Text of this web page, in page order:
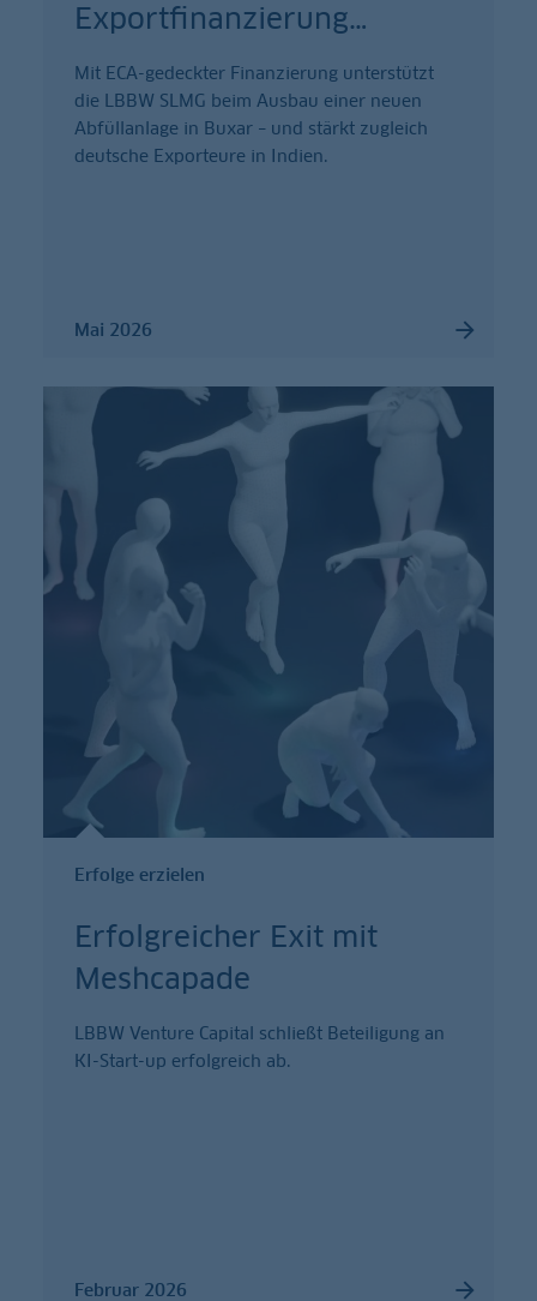
Exportfinanzierung…
Mit ECA-gedeckter Finanzierung unterstützt
die LBBW SLMG beim Ausbau einer neuen
Abfüllanlage in Buxar – und stärkt zugleich
deutsche Exporteure in Indien.
Mai 2026
Erfolge erzielen
Erfolgreicher Exit mit
Meshcapade
LBBW Venture Capital schließt Beteiligung an
KI-Start-up erfolgreich ab.
Februar 2026